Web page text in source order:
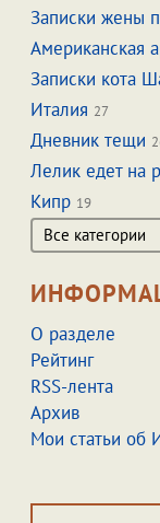
Записки жены
Американская
Записки кота
Италия 27
Дневник тещи
Лелик едет на
Кипр 19
Все категории
О разделе
Рейтинг
RSS-лента
Архив
Мои статьи об